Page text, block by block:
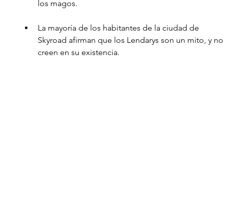
los magos.
La mayoría de los habitantes de la ciudad de
Skyroad afirman que los Lendarys son un mito, y no
creen en su existencia.